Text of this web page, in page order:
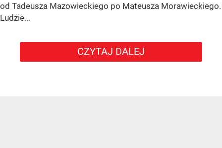
od Tadeusza Mazowieckiego po Mateusza Morawieckiego.
Ludzie...
CZYTAJ DALEJ